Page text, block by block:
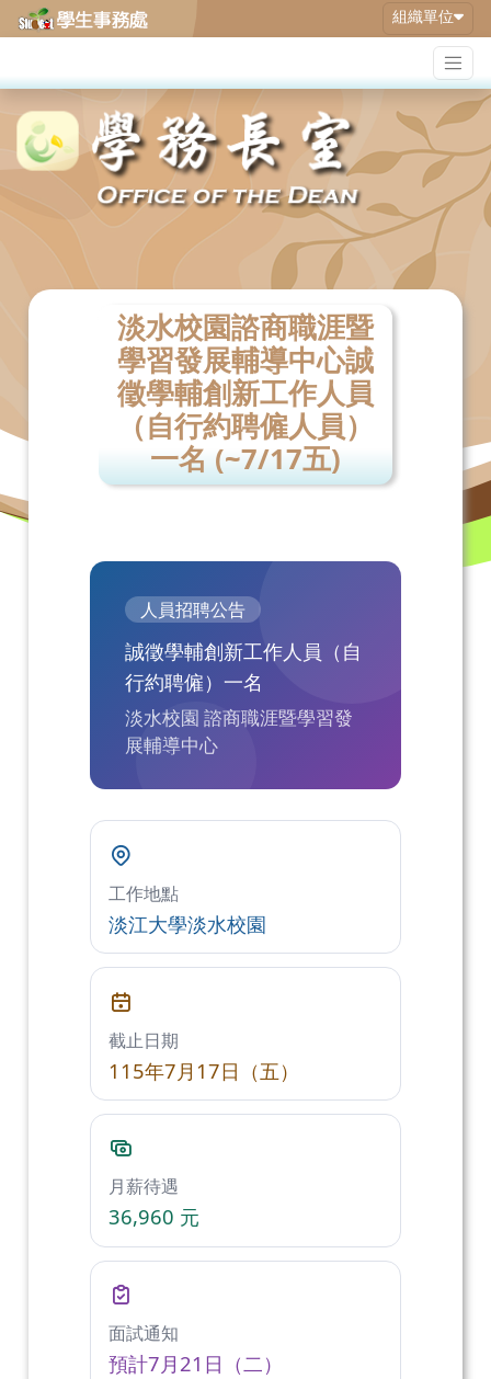
組織單位
淡水校園諮商職涯暨
學習發展輔導中心誠
徵學輔創新工作人員
（自行約聘僱人員）
一名 (~7/17五)
人員招聘公告
誠徵學輔創新工作人員（自
行約聘僱）一名
淡水校園 諮商職涯暨學習發
展輔導中心
工作地點
淡江大學淡水校園
截止日期
115年7月17日（五）
月薪待遇
36,960 元
面試通知
預計7月21日（二）